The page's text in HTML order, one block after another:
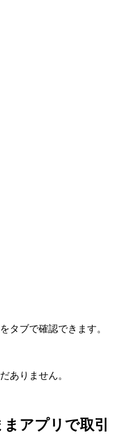
タブで確認できます。
ありません。
アプリで取引